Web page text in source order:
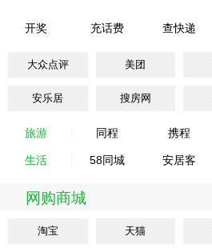
开奖 充话费 查快递
大众点评 美团
安乐居 搜房网
旅游 同程 携程
生活 58同城 安居客
网购商城
淘宝 天猫